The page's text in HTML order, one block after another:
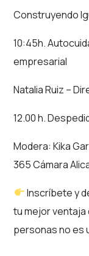
Construyendo
10:45h.
empresarial
Natalia Ruiz –
12.00 h.
Modera: Kika
365 Cámara
Inscríbete y
tu mejor
personas no es